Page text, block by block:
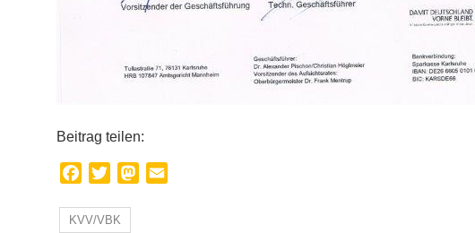
Beitrag teilen:
Facebook
TwitterMastodon
KVV/VBK